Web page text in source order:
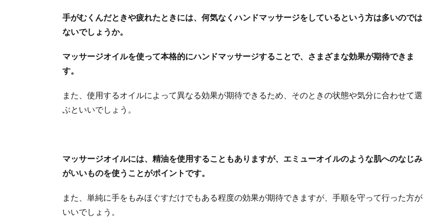
手がむくんだときや疲れたときには、何気なくハンドマッサージをしているという方は多いのでは
ないでしょうか。
マッサージオイルを使って本格的にハンドマッサージすることで、さまざまな効果が期待できま
す。
また、使用するオイルによって異なる効果が期待できるため、そのときの状態や気分に合わせて選
ぶといいでしょう。
マッサージオイルには、精油を使用することもありますが、エミューオイルのような肌へのなじみ
がいいものを使うことがポイントです。
また、単純に手をもみほぐすだけでもある程度の効果が期待できますが、手順を守って行った方が
いいでしょう。